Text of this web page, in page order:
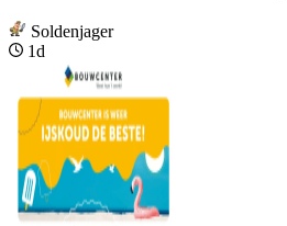
Soldenjager
1d